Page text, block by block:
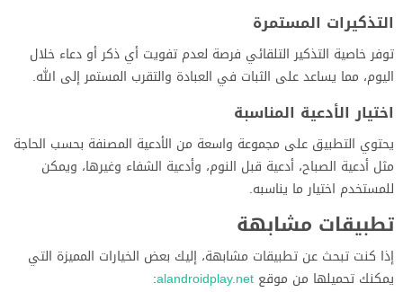
التذكيرات المستمرة
توفر خاصية التذكير التلقائي فرصة لعدم تفويت أي ذكر أو دعاء خلال
اليوم، مما يساعد على الثبات في العبادة والتقرب المستمر إلى الله.
اختيار الأدعية المناسبة
يحتوي التطبيق على مجموعة واسعة من الأدعية المصنفة بحسب الحاجة
مثل أدعية الصباح، أدعية قبل النوم، وأدعية الشفاء وغيرها، ويمكن
للمستخدم اختيار ما يناسبه.
تطبيقات مشابهة
إذا كنت تبحث عن تطبيقات مشابهة، إليك بعض الخيارات المميزة التي
يمكنك تحميلها من موقع alandroidplay.net
: